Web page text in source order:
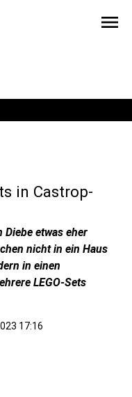
menu
in Castrop-
Diebe etwas eher
nicht in ein Haus
in einen
LEGO-Sets
17:16